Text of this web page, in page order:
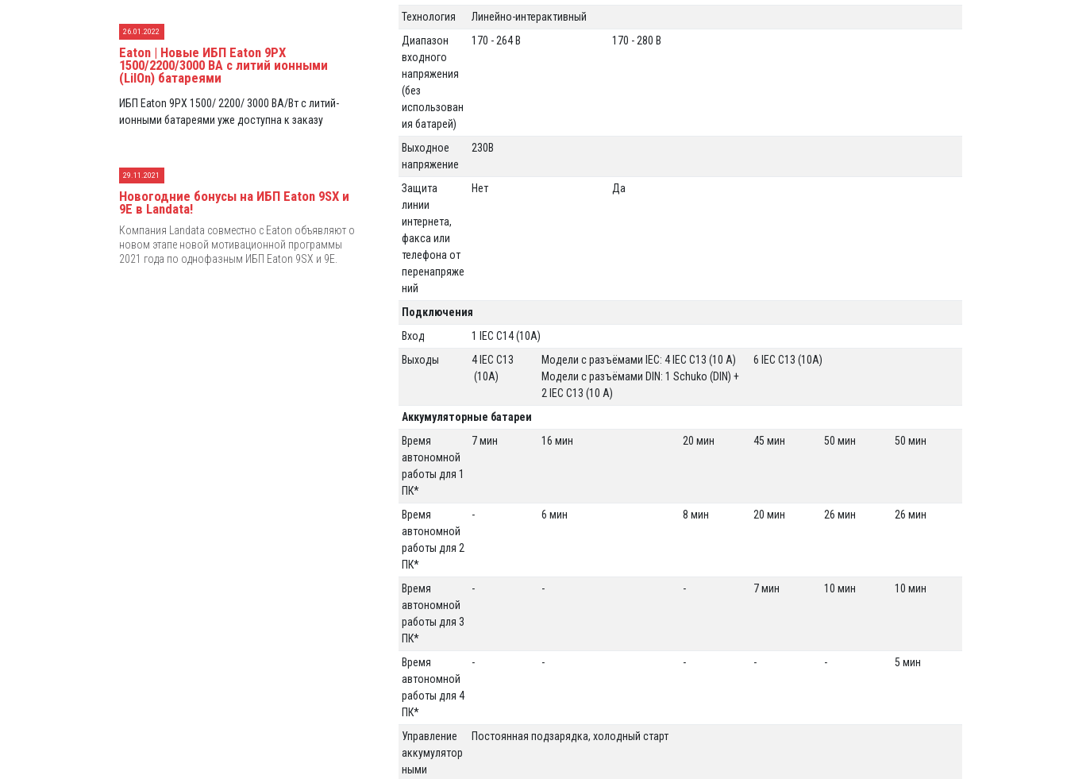
26.01.2022
Eaton | Новые ИБП Eaton 9PX
1500/2200/3000 ВА с литий ионными
(LiIOn) батареями
ИБП Eaton 9PX 1500/ 2200/ 3000 ВА/Вт с литий-
ионными батареями уже доступна к заказу
29.11.2021
Новогодние бонусы на ИБП Eaton 9SX и
9E в Landata!
Компания Landata совместно с Eaton объявляют о
новом этапе новой мотивационной программы
2021 года по однофазным ИБП Eaton 9SX и 9E.
Технология
Линейно-интерактивный
Диапазон
входного
напряжения
(без
использован
ия батарей)
170 - 264 В 170 - 280 В
Выходное
напряжение
230В
Защита
линии
интернета,
факса или
телефона от
перенапряже
ний
Нет Да
Подключения
Вход
1 IEC C14 (10A)
Выходы
4 IEC C13
(10A)
Модели с разъёмами IEC: 4 IEC C13 (10 A)
Модели с разъёмами DIN: 1 Schuko (DIN) +
2 IEC C13 (10 A)
6 IEC C13 (10A)
Аккумуляторные батареи
Время
автономной
работы для 1
ПК*
7 мин 16 мин 20 мин 45 мин 50 мин 50 мин
Время
автономной
работы для 2
ПК*
- 6 мин 8 мин 20 мин 26 мин 26 мин
Время
автономной
работы для 3
ПК*
- - - 7 мин 10 мин 10 мин
Время
автономной
работы для 4
ПК*
- - - - - 5 мин
Управление
аккумулятор
ными
Постоянная подзарядка, холодный старт